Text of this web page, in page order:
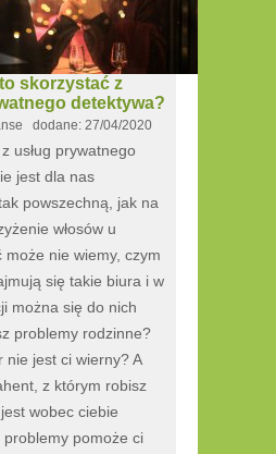
skorzystać z
detektywa?
dodane: 27/04/2020
usług prywatnego
jest dla nas
powszechną, jak na
włosów u
może nie wiemy, czym
się takie biura i w
można się do nich
problemy rodzinne?
nie jest ci wierny? A
z którym robisz
wobec ciebie
problemy pomoże ci